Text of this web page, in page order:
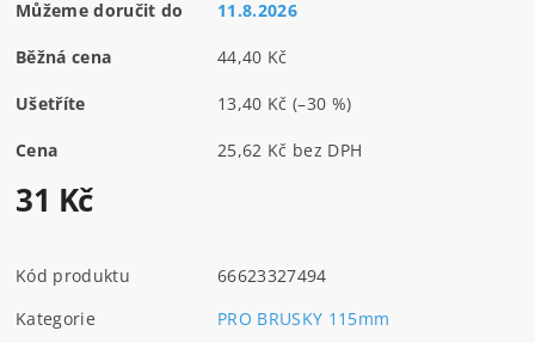
Můžeme doručit do 11.8.2026
Běžná cena 44,40 Kč
Ušetříte 13,40 Kč (–30 %)
Cena 25,62 Kč bez DPH
31 Kč
Kód produktu
66623327494
Kategorie
PRO BRUSKY 115mm